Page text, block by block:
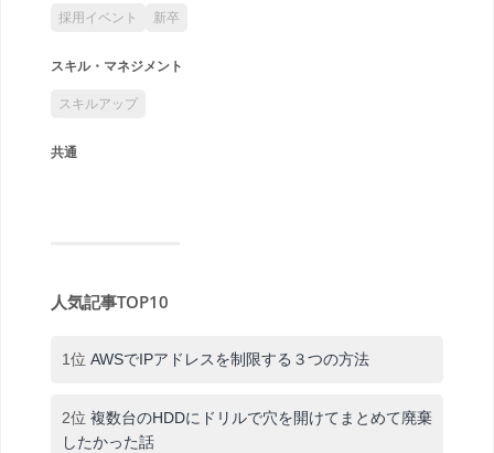
採用イベント 新卒
スキル・マネジメント
スキルアップ
共通
人気記事TOP10
1位 AWSでIPアドレスを制限する３つの方法
2位 複数台のHDDにドリルで穴を開けてまとめて廃棄
したかった話